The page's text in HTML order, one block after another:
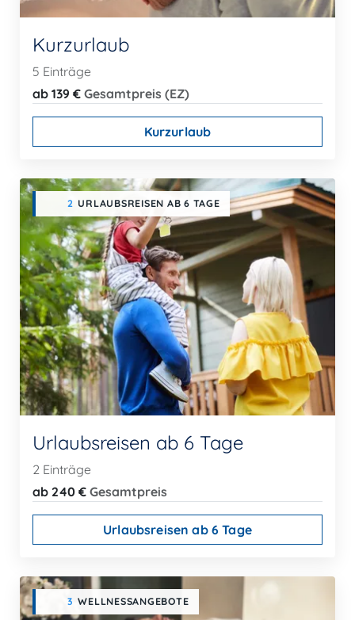
Kurzurlaub
5 Einträge
ab 139 € Gesamtpreis (EZ)
Kurzurlaub
2 URLAUBSREISEN AB 6 TAGE
Urlaubsreisen ab 6 Tage
2 Einträge
ab 240 € Gesamtpreis
Urlaubsreisen ab 6 Tage
3 WELLNESSANGEBOTE